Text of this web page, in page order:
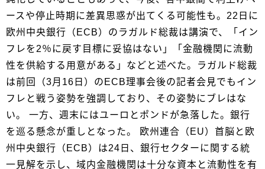
ースや停止時期に差異思惑が出てくる可能性も。22日に
欧州中央銀行（ECB）のラガルド総裁は講演で、「イン
フレを2％に戻す目標に妥協はない」「金融機関に流動
性を供給する用意がある」などと述べた。ラガルド総裁
は前回（3月16日）のECB理事会後の記者会見でもイン
フレと戦う姿勢を強調しており、その姿勢にブレはな
い。 一方、週末にはユーロとポンドが急落した。銀行
を巡る懸念が重しとなった。 欧州連合（EU）首脳と欧
州中央銀行（ECB）は24日、銀行セクターに関する統
一見解を示し、域内金融機関は十分な資本と流動性を有